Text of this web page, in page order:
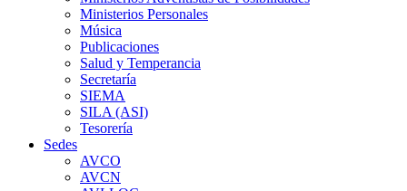
Ministerios Personales
Música
Publicaciones
Salud y Temperancia
Secretaría
SIEMA
SILA (ASI)
Tesorería
Sedes
AVCO
AVCN